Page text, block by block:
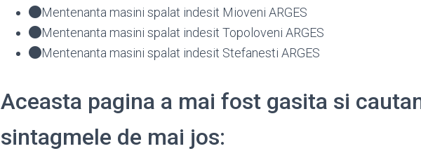
Mentenanta masini spalat indesit Mioveni ARGES
Mentenanta masini spalat indesit Topoloveni ARGES
Mentenanta masini spalat indesit Stefanesti ARGES
Aceasta pagina a mai fost gasita si
sintagmele de mai jos: